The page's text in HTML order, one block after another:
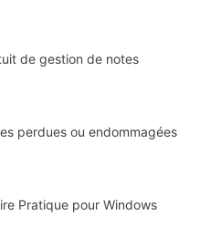
de gestion de notes
perdues ou endommagées
Pratique pour Windows